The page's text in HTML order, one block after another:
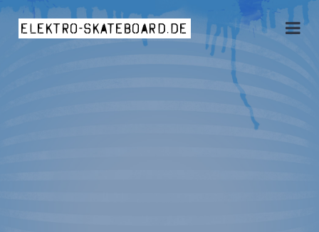
elektro-skateboard.de